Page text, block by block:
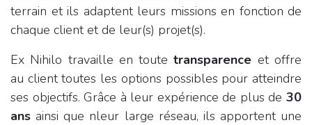
terrain et ils adaptent leurs missions en fonction de
chaque client et de leur(s) projet(s).
Ex Nihilo travaille en toutetransparence et offre
au client toutes les options possibles pour atteindre
ses objectifs. Grâce à leur expérience de plus de 30
ans ainsi que nleur large réseau, ils apportent une